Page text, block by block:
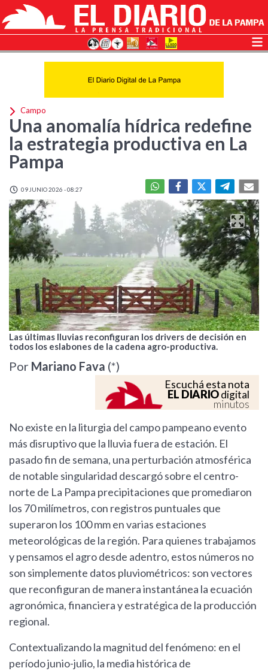
Campo
Una anomalía hídrica redefine
la estrategia productiva en La
Pampa
09 JUNIO 2026 - 08:27
Las últimas lluvias reconfiguran los drivers de decisión en
todos los eslabones de la cadena agro-productiva.
Por Mariano Fava (*)
Escuchá esta nota
EL DIARIOdigital
minutos
No existe en la liturgia del campo pampeano evento
más disruptivo que la lluvia fuera de estación. El
pasado fin de semana, una perturbación atmosférica
de notable singularidad descargó sobre el centro-
norte de La Pampa precipitaciones que promediaron
los 70 milímetros, con registros puntuales que
superaron los 100 mm en varias estaciones
meteorológicas de la región. Para quienes trabajamos
y pensamos el agro desde adentro, estos números no
son simplemente datos pluviométricos: son vectores
que reconfiguran de manera instantánea la ecuación
agronómica, financiera y estratégica de la producción
regional.
Contextualizando la magnitud del fenómeno: en el
período junio-julio, la media histórica de